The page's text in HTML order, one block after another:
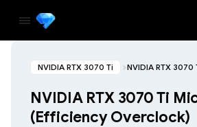
NVIDIA RTX 3070 Ti
NVIDIA RTX 3070 Ti
(Efficiency Overclock)